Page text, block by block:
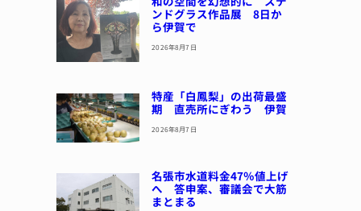
ンドグラス作品展 8日か
ら伊賀で
2026年8月7日
特産「白鳳梨」の出荷最盛
期 直売所にぎわう 伊賀
2026年8月7日
名張市水道料金47％値上げ
へ 答申案、審議会で大筋
まとまる